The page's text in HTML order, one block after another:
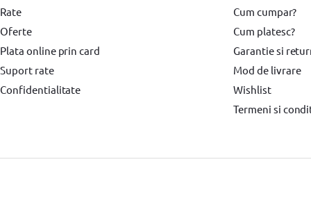
Accesorii scule electrice BOSCH Accesorii scule electrice DeWALT
Echipamente de protectie Echipamente de protectie Makita
Surubelnita electrica BOSCH Surubelnita electrica Heinner
Rate
Oferte
Plata online prin card
Suport rate
Confidentialitate
Cum cumpar?
Cum platesc?
Garantie si
Mod de livrare
Wishlist
Termeni si